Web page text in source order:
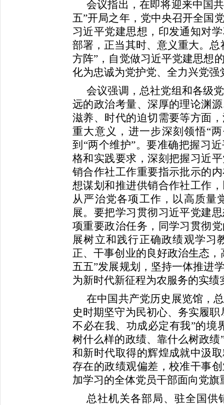
会议指出，在即将迎来中国
五”开局之年，党中央召开全国
习近平党建思想，印发通知对
部署，正当其时、意义重大。
方阵”，自觉做习近平党建思想
化为忠诚为党护党、全力兴党强
会议强调，总社党组和各级
远的政治考量、深厚的理论渊
滋养、时代的迫切需要等方面
重大意义，进一步深刻领悟“
到“两个维护”。要准确把握习
格和实践要求，深刻把握习近
销合作社工作重要指示批示的
想谋划和推进供销合作社工作
从严治党各项工作，以高质量
展。要把学习贯彻习近平党建
项重要政治任务，同学习贯彻
展树立和践行正确政绩观学习
正、干事创业的良好政治生态
五五”发展规划，坚持一体推进
为新时代新征程为农服务的实绩
在中国共产党历史展览馆，
史时期坚守为民初心、务实履
不必在我、功成必定有我”的境
树什么样的政绩、靠什么树政
和新时代取得的辉煌成就中汲
存在的政绩观偏差，校准干事
加学习的全体党员干部面向党旗
总社机关各部局、驻全国供